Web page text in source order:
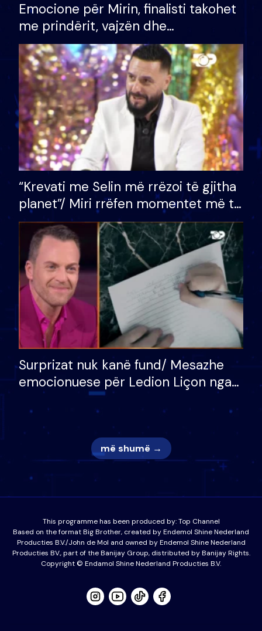
Emocione për Mirin, finalisti takohet
me prindërit, vajzën dhe
bashkëshorten: S’kemi ndonjë letër
divorci apo jo?
“Krevati me Selin më rrëzoi të gjitha
planet”/ Miri rrëfen momentet më të
bukura në shtëpinë e BB VIP: Do më
mungojë zilja e mëngjesit kur…
Surprizat nuk kanë fund/ Mesazhe
emocionuese për Ledion Liçon nga
nëna dhe fëmijët e tij, moderatori
nuk i mban dot lotët: Nuk meritoj…
më shumë →
This programme has been produced by:Top Channel
Based on the format Big Brother, created by Endemol Shine Nederland
Producties B.V./John de Mol and owned by Endemol Shine Nederland
Producties BV., part of the Banijay Group, distributed by Banijay Rights.
Copyright © Endamol Shine Nederland Producties B.V.